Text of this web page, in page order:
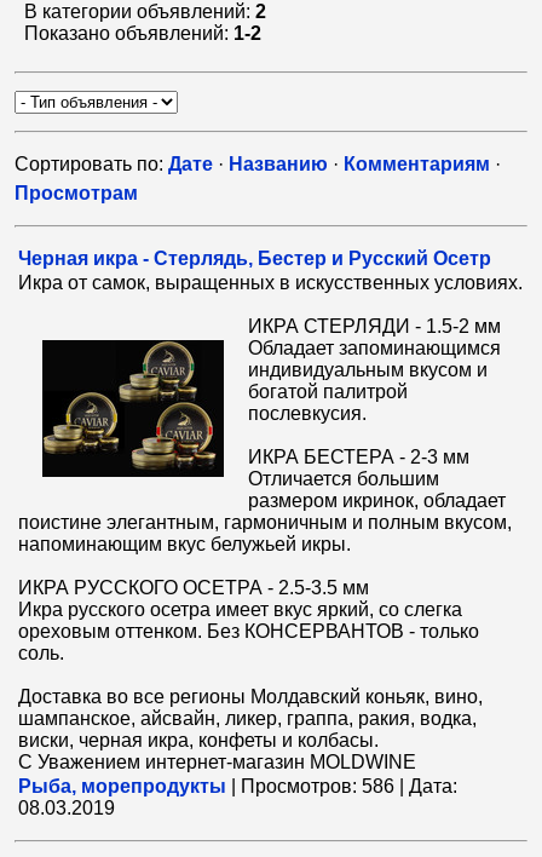
В категории объявлений: 2
Показано объявлений: 1-2
Сортировать по: Дате · Названию · Комментариям ·
Просмотрам
Черная икра - Стерлядь, Бестер и Русский Осетр
Икра от самок, выращенных в искусственных условиях.
ИКРА СТЕРЛЯДИ - 1.5-2 мм
Обладает запоминающимся
индивидуальным вкусом и
богатой палитрой
послевкусия.
ИКРА БЕСТЕРА - 2-3 мм
Отличается большим
размером икринок, обладает
поистине элегантным, гармоничным и полным вкусом,
напоминающим вкус белужьей икры.
ИКРА РУССКОГО ОСЕТРА - 2.5-3.5 мм
Икра русского осетра имеет вкус яркий, со слегка
ореховым оттенком. Без КОНСЕРВАНТОВ - только
соль.
Доставка во все регионы Молдавский коньяк, вино,
шампанское, айсвайн, ликер, граппа, ракия, водка,
виски, черная икра, конфеты и колбасы.
С Уважением интернет-магазин MOLDWINE
Рыба, морепродукты
Просмотров: 586
Дата:
08.03.2019